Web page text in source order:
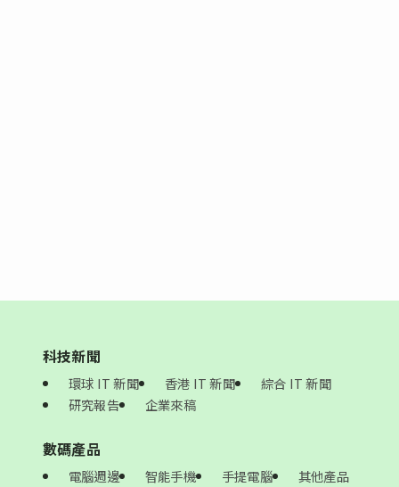
科技新聞
環球 IT 新聞 香港 IT 新聞
綜合 IT 新聞
研究報告
企業來稿
數碼產品
電腦週邊 智能手機 手提電腦 其他產品